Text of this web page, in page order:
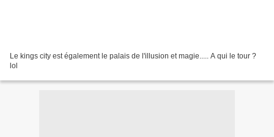
Le kings city est également le palais de l'illusion et magie..... A qui le tour ?
lol